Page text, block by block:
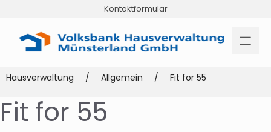
springen
Kontaktformular
Hausverwaltung / Allgemein / Fit for 55
Fit for 55